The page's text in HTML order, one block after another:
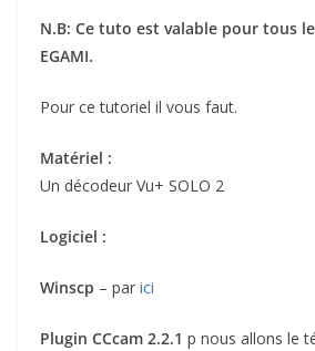
N.B: Ce tuto est valable pour tous
EGAMI.
Pour ce tutoriel il vous faut.
Matériel :
Un décodeur Vu+ SOLO 2
Logiciel :
Winscp – par ici
Plugin CCcam 2.2.1 p nous allons le